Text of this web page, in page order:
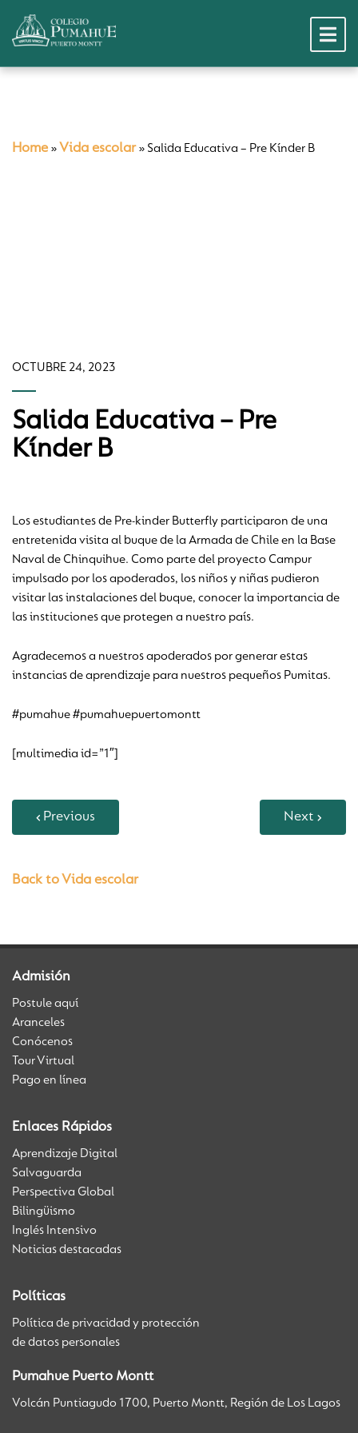
Home » Vida escolar» Salida Educativa – Pre Kínder B
OCTUBRE 24, 2023
Salida Educativa – Pre
Kínder B
Los estudiantes de Pre-kinder Butterfly participaron de una
entretenida visita al buque de la Armada de Chile en la Base
Naval de Chinquihue. Como parte del proyecto Campur
impulsado por los apoderados, los niños y niñas pudieron
visitar las instalaciones del buque, conocer la importancia de
las instituciones que protegen a nuestro país.
Agradecemos a nuestros apoderados por generar estas
instancias de aprendizaje para nuestros pequeños Pumitas.
#pumahue #pumahuepuertomontt
[multimedia id=”1″]
Previous Next
Back to Vida escolar
Admisión
Postule aquí
Aranceles
Conócenos
Tour Virtual
Pago en línea
Enlaces Rápidos
Aprendizaje Digital
Salvaguarda
Perspectiva Global
Bilingüismo
Inglés Intensivo
Noticias destacadas
Políticas
Política de privacidad y protección
de datos personales
Pumahue Puerto Montt
Volcán Puntiagudo 1700, Puerto Montt, Región de Los Lagos